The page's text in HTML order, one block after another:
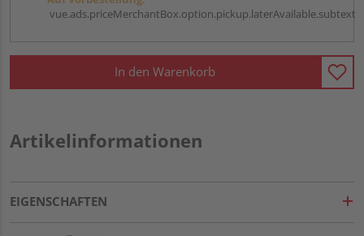
vue.ads.priceMerchantBox.option.pickup.laterAvailable.subtext
In den Warenkorb
Artikelinformationen
EIGENSCHAFTEN